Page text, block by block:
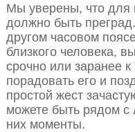
Мы уверены, что для
должно быть
другом часовом
близкого человека,
срочно или заранее
порадовать его и
простой жест
можете быть рядом
них моменты.